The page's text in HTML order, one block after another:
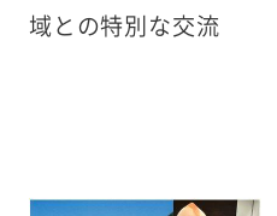
域との特別な交流